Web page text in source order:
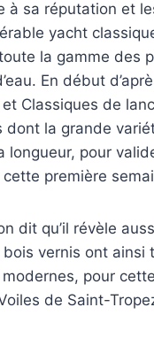
à sa réputation et
yacht
la gamme des
En début
Classiques de
dont la grande
longueur, pour
première
dit qu’il révèle
vernis ont
pour
de Saint-